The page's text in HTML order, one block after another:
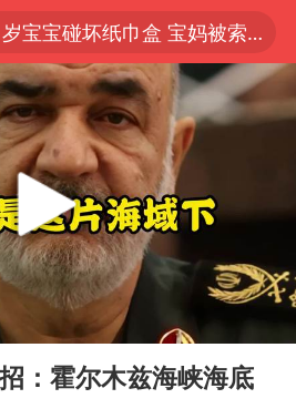
1岁宝宝碰坏纸巾盒 宝妈被索赔924元
以“新”破局 首发经济点亮城市消费活力
被判支付5.67亿美元
根廷足协发文力挺因凡蒂诺
国稀土盘中涨停
A股开盘：民爆、CPO等概念走强
日本广岛民众举行游行反对政府行径
楼高空抛物嫌疑人被拘留
：霍尔木兹海峡海底